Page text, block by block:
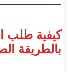
كيفية طلب
بالطريقة